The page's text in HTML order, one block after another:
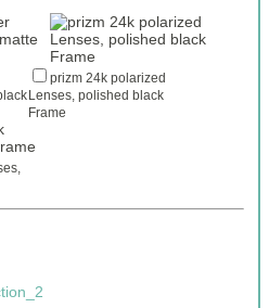
prizm 24k polarized
Lenses, polished black
Frame